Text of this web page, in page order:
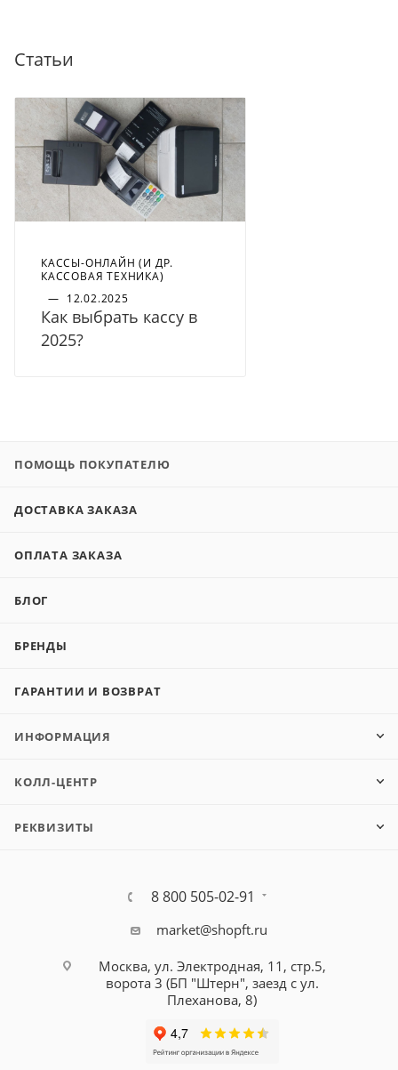
Статьи
КАССЫ-ОНЛАЙН (И ДР.
КАССОВАЯ ТЕХНИКА)
— 12.02.2025
Как выбрать кассу в
2025?
ПОМОЩЬ ПОКУПАТЕЛЮ
ДОСТАВКА ЗАКАЗА
ОПЛАТА ЗАКАЗА
БЛОГ
БРЕНДЫ
ГАРАНТИИ И ВОЗВРАТ
ИНФОРМАЦИЯ
КОЛЛ-ЦЕНТР
РЕКВИЗИТЫ
8 800 505-02-91
market@shopft.ru
Москва, ул. Электродная, 11, стр.5,
ворота 3 (БП "Штерн", заезд с ул.
Плеханова, 8)